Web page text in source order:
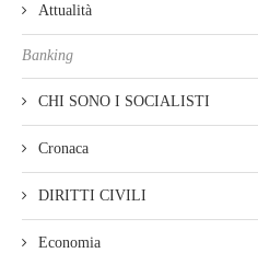
Attualità
Banking
CHI SONO I SOCIALISTI
Cronaca
DIRITTI CIVILI
Economia